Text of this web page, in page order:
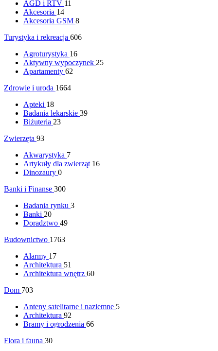
AGD i RTV 11
Akcesoria 14
Akcesoria GSM 8
Turystyka i rekreacja 606
Agroturystyka 16
Aktywny wypoczynek 25
Apartamenty 62
Zdrowie i uroda 1664
Apteki 18
Badania lekarskie 39
Biżuteria 23
Zwierzęta 93
Akwarystyka 7
Artykuły dla zwierząt 16
Dinozaury 0
Banki i Finanse 300
Badania rynku 3
Banki 20
Doradztwo 49
Budownictwo 1763
Alarmy 17
Architektura 51
Architektura wnętrz 60
Dom 703
Anteny satelitarne i naziemne 5
Architektura 92
Bramy i ogrodzenia 66
Flora i fauna 30